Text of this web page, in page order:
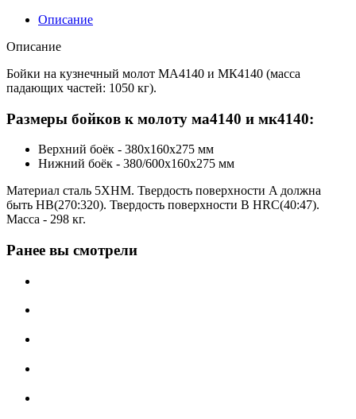
Описание
Описание
Бойки на кузнечный молот МА4140 и МК4140 (масса
падающих частей: 1050 кг).
Размеры бойков к молоту ма4140 и мк4140:
Верхний боёк - 380х160х275 мм
Нижний боёк - 380/600х160х275 мм
Материал сталь 5ХНМ. Твердость поверхности A должна
быть HB(270:320). Твердость поверхности B HRC(40:47).
Масса - 298 кг.
Ранее вы смотрели